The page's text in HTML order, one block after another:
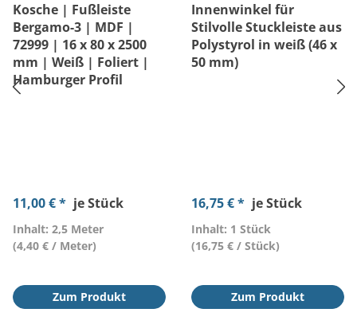
Kosche | Fußleiste
Bergamo-3 | MDF |
72999 | 16 x 80 x 2500
mm | Weiß | Foliert |
Hamburger Profil
11,00 € * je Stück
Inhalt: 2,5 Meter
(4,40 € / Meter)
Zum Produkt
Innenwinkel für
Stilvolle Stuckleiste aus
Polystyrol in weiß (46 x
50 mm)
16,75 € * je Stück
Inhalt: 1 Stück
(16,75 € / Stück)
Zum Produkt